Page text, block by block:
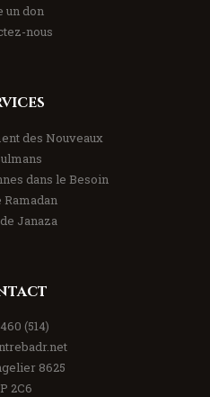
un don
nous
des Nouveaux
dans le Besoin
Ramadan
Janaza
(514) 255-6460
8625 Boul Langelier
2C6